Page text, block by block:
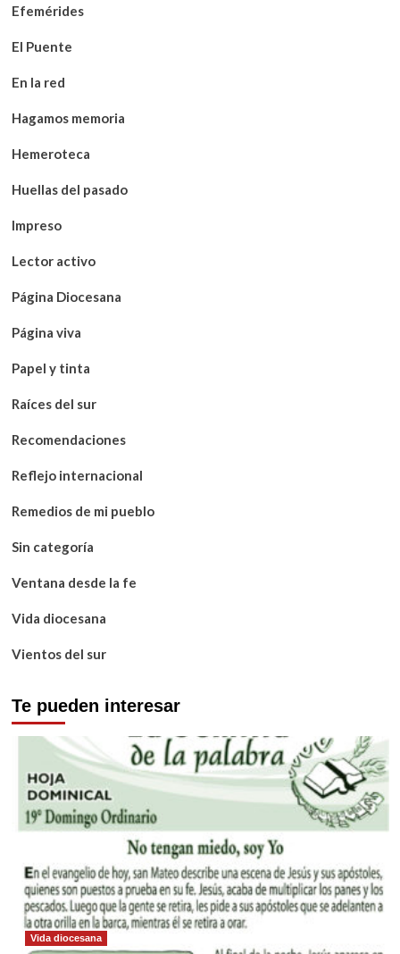
Efemérides
El Puente
En la red
Hagamos memoria
Hemeroteca
Huellas del pasado
Impreso
Lector activo
Página Diocesana
Página viva
Papel y tinta
Raíces del sur
Recomendaciones
Reflejo internacional
Remedios de mi pueblo
Sin categoría
Ventana desde la fe
Vida diocesana
Vientos del sur
Te pueden interesar
Vida diocesana